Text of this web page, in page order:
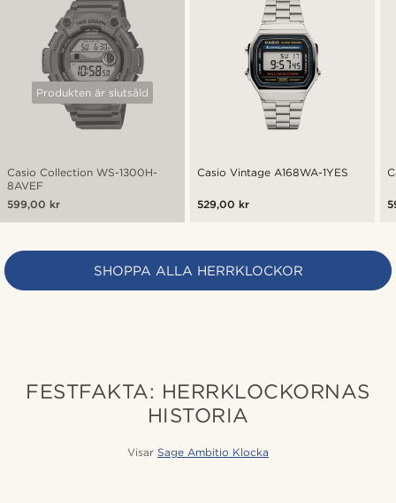
Produkten är slutsåld
Casio Collection WS-1300H-
8AVEF
599,00 kr
Casio Vintage A168WA-1YES
529,00 kr
SHOPPA ALLA HERRKLOCKOR
FESTFAKTA: HERRKLOCKORNAS
HISTORIA
Visar Sage Ambitio Klocka